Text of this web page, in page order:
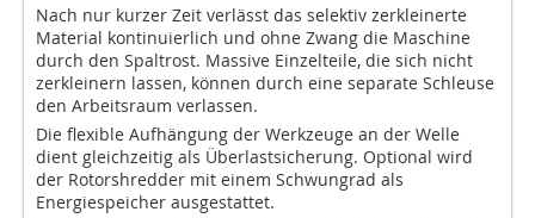
Nach nur kurzer Zeit verlässt das selektiv zerkleinerte
Material kontinuierlich und ohne Zwang die Maschine
durch den Spaltrost. Massive Einzelteile, die sich nicht
zerkleinern lassen, können durch eine separate Schleuse
den Arbeitsraum verlassen.
Die flexible Aufhängung der Werkzeuge an der Welle
dient gleichzeitig als Überlastsicherung. Optional wird
der Rotorshredder mit einem Schwungrad als
Energiespeicher ausgestattet.